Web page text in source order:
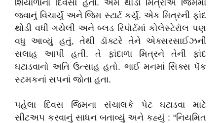
શિયાળાના દિવસો હતા. અમે થોડા મિત્રોએ જિમમાં
જવાનું વિચાર્યું અને જિમ સ્ટાર્ટ કર્યું. એક મિત્રની ફાંદ
થોડી વધી ગયેલી અને બ્લડ રિપૉર્ટમાં કોલેસ્ટેરૉલ પણ
વધુ આવ્યું હતું, તેથી ડૉક્ટરે તેને એક્સરસાઈઝની
સલાહ આપી હતી. તે ફાંદાળા મિત્રને તેની ફાંદ
ઘટાડવાનો અતિ ઉત્સાહ હતો. ભાઈ મનમાં સિક્સ પૅક
સ્ટમકનાં સપનાં જોતા હતા.
પહેલા દિવસ જિમના સંચાલકે પેટ ઘટાડવા માટે
સીટઅપ કરવાનું સાધન બતાવ્યું અને કહ્યું : “નિયમિત